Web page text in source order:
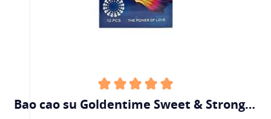
Bao cao su Goldentime Sweet & Stronger